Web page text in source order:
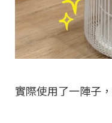
實際使用了一陣子